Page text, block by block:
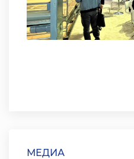
МЕДИА